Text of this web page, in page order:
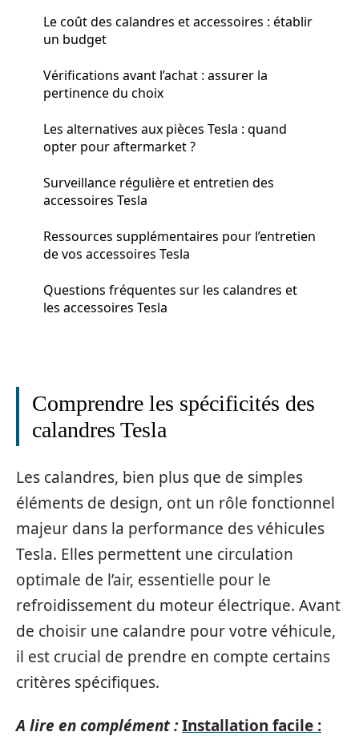
Le coût des calandres et accessoires : établir
un budget
Vérifications avant l’achat : assurer la
pertinence du choix
Les alternatives aux pièces Tesla : quand
opter pour aftermarket ?
Surveillance régulière et entretien des
accessoires Tesla
Ressources supplémentaires pour l’entretien
de vos accessoires Tesla
Questions fréquentes sur les calandres et
les accessoires Tesla
Comprendre les spécificités des
calandres Tesla
Les calandres, bien plus que de simples
éléments de design, ont un rôle fonctionnel
majeur dans la performance des véhicules
Tesla. Elles permettent une circulation
optimale de l’air, essentielle pour le
refroidissement du moteur électrique. Avant
de choisir une calandre pour votre véhicule,
il est crucial de prendre en compte certains
critères spécifiques.
A lire en complément :Installation facile :